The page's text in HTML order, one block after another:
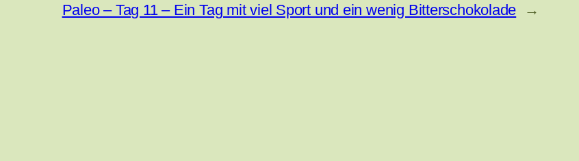
Paleo – Tag 11 – Ein Tag mit viel Sport und ein wenig Bitterschokolade →